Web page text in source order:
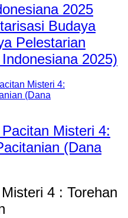
2025
Budaya
Pelestarian
2025)
Misteri 4:
(Dana
4 : Torehan